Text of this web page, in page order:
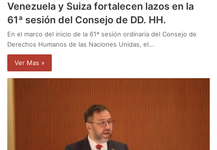
Venezuela y Suiza fortalecen lazos en la
61ª sesión del Consejo de DD. HH.
En el marco del inicio de la 61ª sesión ordinaria del Consejo de
Derechos Humanos de las Naciones Unidas, el…
Ver Mas »